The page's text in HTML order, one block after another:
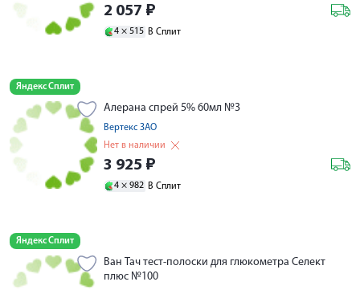
2 057 ₽
4 × 515 В Сплит
Яндекс Сплит
Алерана спрей 5% 60мл №3
Вертекс ЗАО
Нет в наличии
3 925 ₽
4 × 982 В Сплит
Яндекс Сплит
Ван Тач тест-полоски для глюкометра Селект
плюс №100